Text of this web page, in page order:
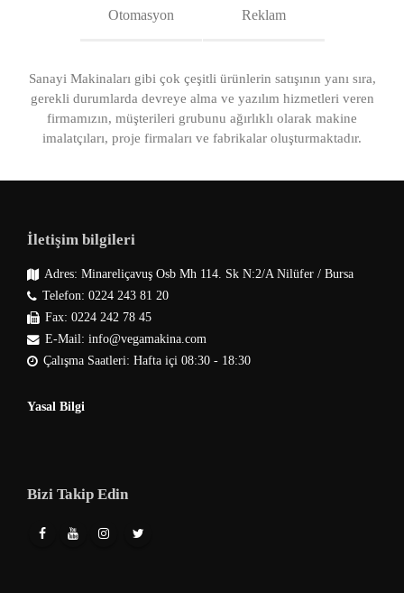
Otomasyon Reklam
Sanayi Makinaları gibi çok çeşitli ürünlerin satışının yanı sıra,
gerekli durumlarda devreye alma ve yazılım hizmetleri veren
firmamızın, müşterileri grubunu ağırlıklı olarak makine
imalatçıları, proje firmaları ve fabrikalar oluşturmaktadır.
İletişim bilgileri
Adres: Minareliçavuş Osb Mh 114. Sk N:2/A Nilüfer / Bursa
Telefon: 0224 243 81 20
Fax: 0224 242 78 45
E-Mail: info@vegamakina.com
Çalışma Saatleri: Hafta içi 08:30 - 18:30
Yasal Bilgi
Bizi Takip Edin